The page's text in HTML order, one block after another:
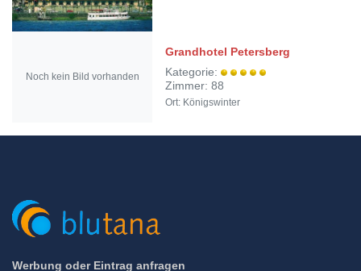
Noch kein Bild vorhanden
Grandhotel Petersberg
Kategorie:
Zimmer: 88
Ort: Königswinter
Werbung oder Eintrag anfragen